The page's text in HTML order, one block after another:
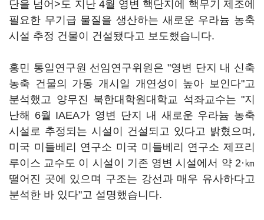
단을 넘어>도 지난 4월 영변 핵단지에 핵무기 제조에
필요한 무기급 물질을 생산하는 새로운 우라늄 농축
시설 추정 건물이 건설됐다고 보도했습니다.
홍민 통일연구원 선임연구위원은 "영변 단지 내 신축
농축 건물의 가동 개시일 개연성이 높아 보인다"고
분석했고 양무진 북한대학원대학교 석좌교수는 "지
난해 6월 IAEA가 영변 단지 내 새로운 우라늄 농축
시설로 추정되는 시설이 건설되고 있다고 밝혔으며,
미국 미들베리 연구소 미국 미들베리 연구소 제프리
루이스 교수도 이 시설이 기존 영변 시설에서 약 2·㎞
떨어진 곳에 있으며 구조는 강선과 매우 유사하다고
분석한 바 있다"고 설명했습니다.